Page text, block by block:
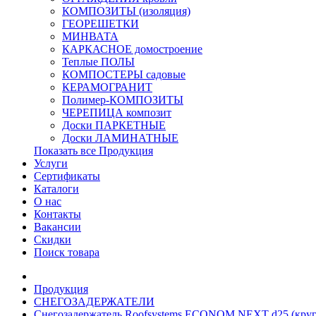
КОМПОЗИТЫ (изоляция)
ГЕОРЕШЕТКИ
МИНВАТА
КАРКАСНОЕ домостроение
Теплые ПОЛЫ
КОМПОСТЕРЫ садовые
КЕРАМОГРАНИТ
Полимер-КОМПОЗИТЫ
ЧЕРЕПИЦА композит
Доски ПАРКЕТНЫЕ
Доски ЛАМИНАТНЫЕ
Показать все Продукция
Услуги
Сертификаты
Каталоги
О нас
Контакты
Вакансии
Скидки
Поиск товара
Продукция
СНЕГОЗАДЕРЖАТЕЛИ